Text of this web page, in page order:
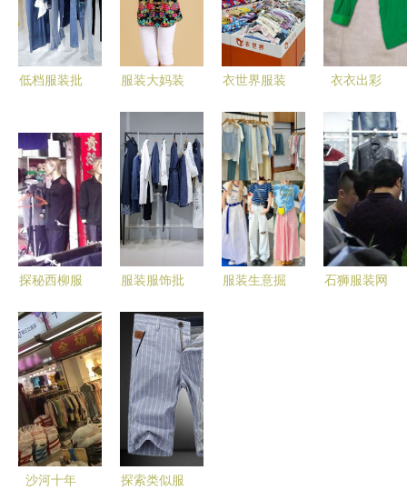
低档服装批
存法则 如
何在价格战
中突围
服装大妈装
与批发采购
全攻略
衣世界服装
端产品、优
质服务与低
调经营之道
衣衣出彩
女童连衣裙
春季灯芯绒
绿的时尚魅
探秘西柳服
市场 区域
划分与商品
全览
服装服饰批
如何利用专
业进货批发
网提升经营
效益
服装生意掘
石狮服装网
沙河十年 探索类似服